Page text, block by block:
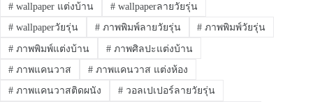
#wallpaper แต่งบ้าน #wallpaperลายวัยรุ่น
#wallpaperวัยรุ่น #ภาพพิมพ์ลายวัยรุ่น # ภาพพิมพ์วัยรุ่น
#ภาพพิมพ์แต่งบ้าน #ภาพศิลปะแต่งบ้าน
#ภาพแคนวาส #ภาพแคนวาส แต่งห้อง
#ภาพแคนวาสติดผนัง #วอลเปเปอร์ลายวัยรุ่น